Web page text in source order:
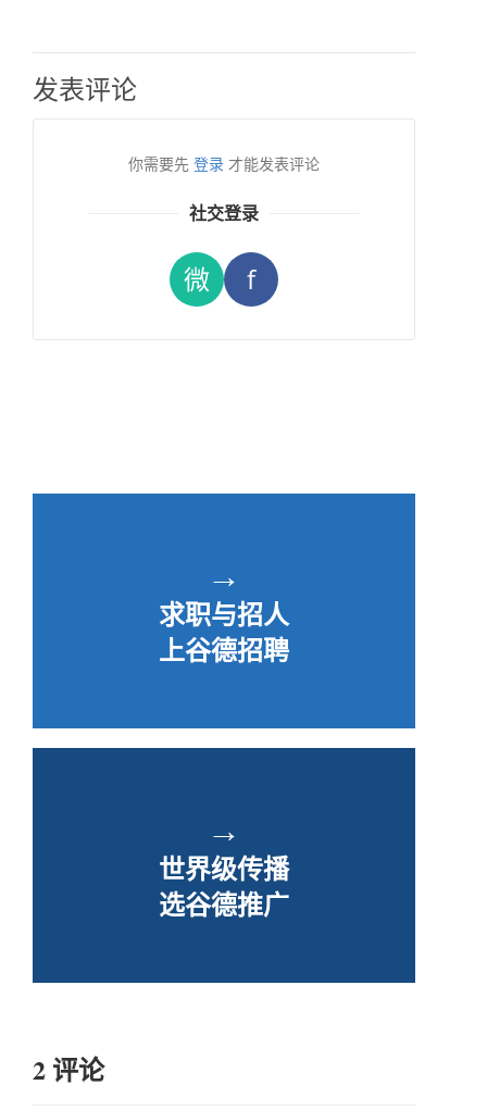
发表评论
你需要先 登录 才能发表评论
社交登录
微 f
→
求职与招人
上谷德招聘
→
世界级传播
选谷德推广
2 评论